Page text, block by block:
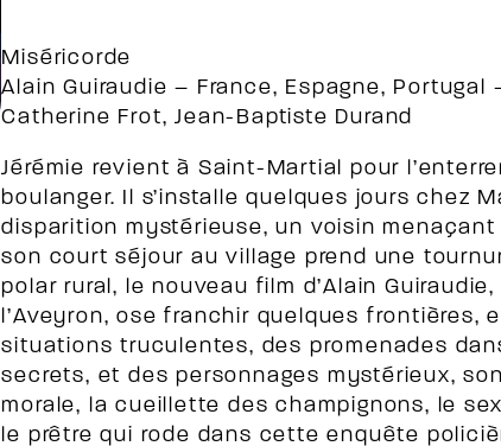
Miséricorde
Alain Guiraudie – France, Espagne,
Catherine Frot, Jean-Baptiste Durand
Jérémie revient à Saint-Martial pour
boulanger. Il s’installe quelques jours chez
disparition mystérieuse, un voisin
son court séjour au village prend une
polar rural, le nouveau film d’Alain
l’Aveyron, ose franchir quelques frontières,
situations truculentes, des promenades
secrets, et des personnages mystérieux,
morale, la cueillette des champignons, le
le prêtre qui rode dans cette enquête